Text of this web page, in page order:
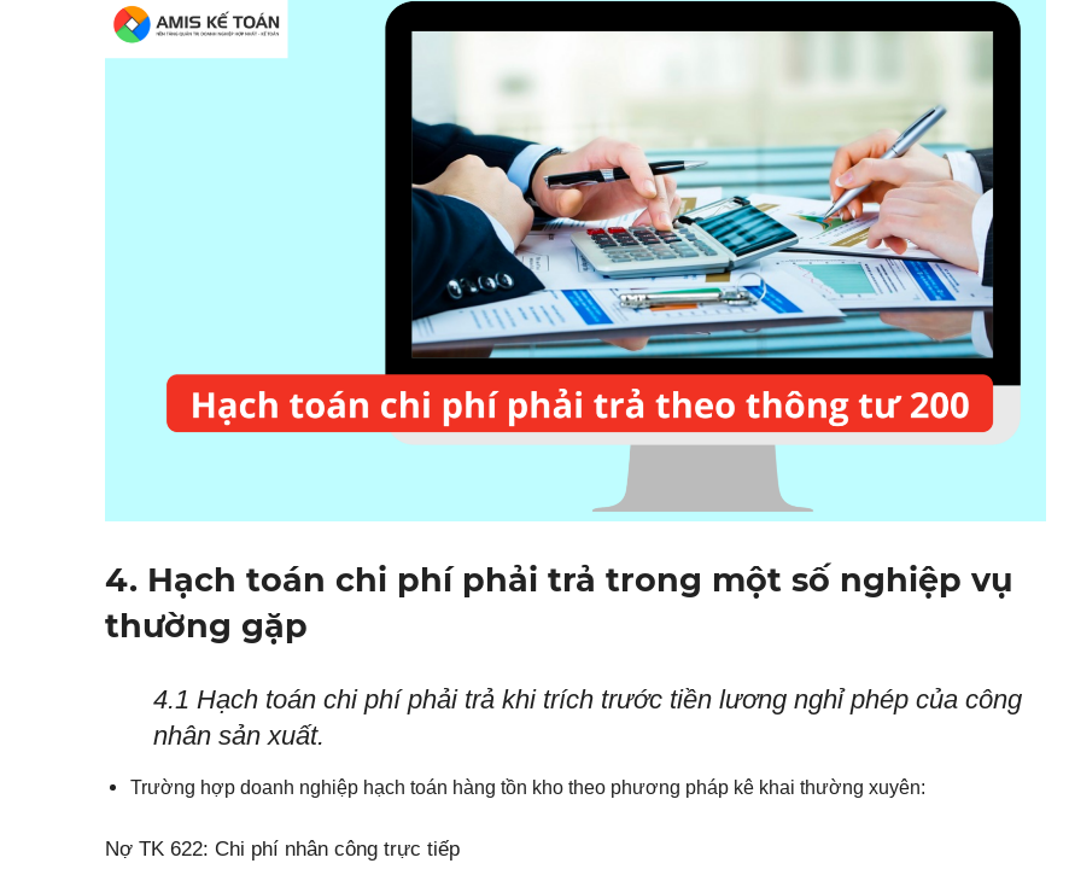
4. Hạch toán chi phí phải trả trong một số nghiệp vụ
thường gặp
4.1 Hạch toán chi phí phải trả khi trích trước tiền lương nghỉ phép của công
nhân sản xuất.
Trường hợp doanh nghiệp hạch toán hàng tồn kho theo phương pháp kê khai thường xuyên:
Nợ TK 622: Chi phí nhân công trực tiếp